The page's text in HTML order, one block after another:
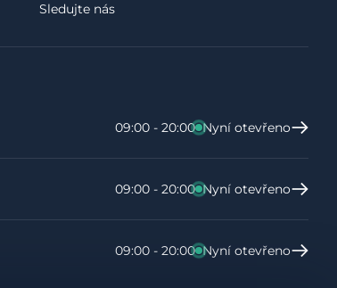
Sledujte nás
09:00 - 20:00 Nyní otevřeno
09:00 - 20:00 Nyní otevřeno
09:00 - 20:00 Nyní otevřeno